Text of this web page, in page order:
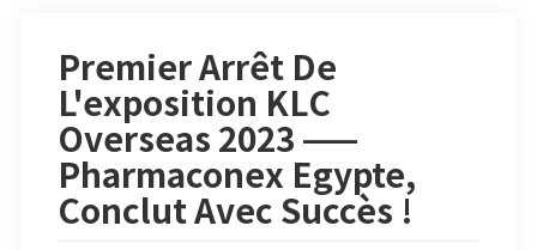
Premier Arrêt De
L'exposition KLC
Overseas 2023 ——
Pharmaconex Egypte,
Conclut Avec Succès !